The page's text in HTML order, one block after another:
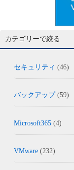
カテゴリーで絞る
セキュリティ (46)
バックアップ(59)
Microsoft365 (4)
VMware (232)